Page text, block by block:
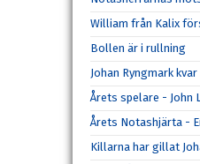
William från Kalix
Bollen är i rullning
Johan Ryngmark
Årets spelare - John
Årets Notashjärta -
Killarna har gillat